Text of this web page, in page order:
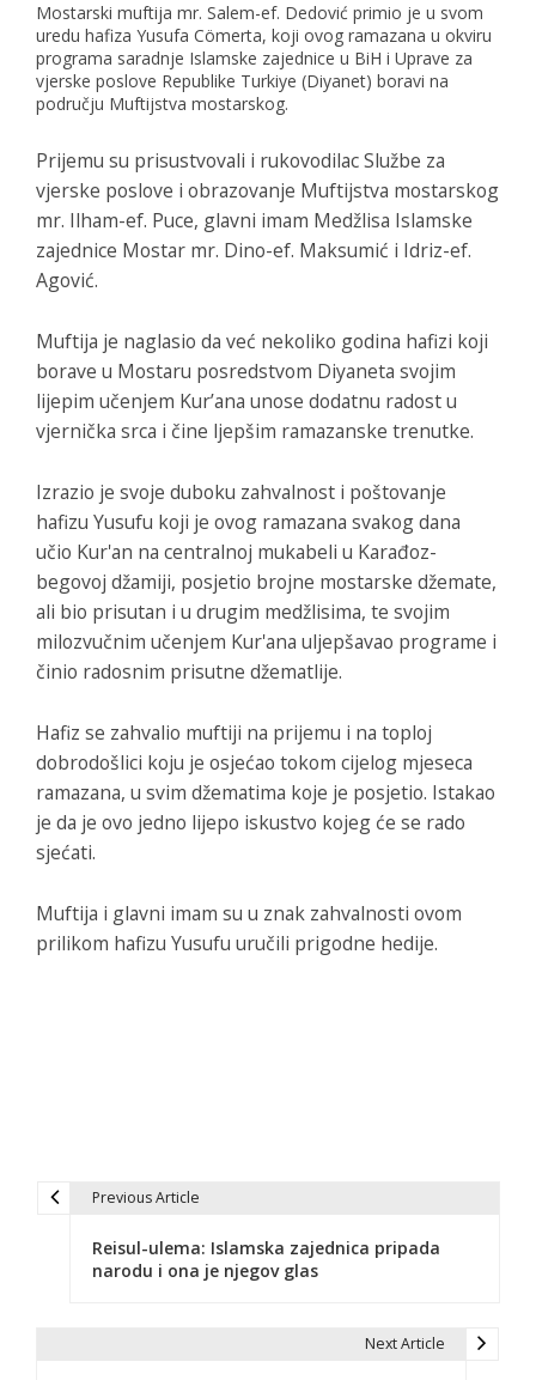
Mostarski muftija mr. Salem-ef. Dedović primio je u svom
uredu hafiza Yusufa Cömerta, koji ovog ramazana u okviru
programa saradnje Islamske zajednice u BiH i Uprave za
vjerske poslove Republike Turkiye (Diyanet) boravi na
području Muftijstva mostarskog.
Prijemu su prisustvovali i rukovodilac Službe za
vjerske poslove i obrazovanje Muftijstva mostarskog
mr. Ilham-ef. Puce, glavni imam Medžlisa Islamske
zajednice Mostar mr. Dino-ef. Maksumić i Idriz-ef.
Agović.
Muftija je naglasio da već nekoliko godina hafizi koji
borave u Mostaru posredstvom Diyaneta svojim
lijepim učenjem Kur’ana unose dodatnu radost u
vjernička srca i čine ljepšim ramazanske trenutke.
Izrazio je svoje duboku zahvalnost i poštovanje
hafizu Yusufu koji je ovog ramazana svakog dana
učio Kur'an na centralnoj mukabeli u Karađoz-
begovoj džamiji, posjetio brojne mostarske džemate,
ali bio prisutan i u drugim medžlisima, te svojim
milozvučnim učenjem Kur'ana uljepšavao programe i
činio radosnim prisutne džematlije.
Hafiz se zahvalio muftiji na prijemu i na toploj
dobrodošlici koju je osjećao tokom cijelog mjeseca
ramazana, u svim džematima koje je posjetio. Istakao
je da je ovo jedno lijepo iskustvo kojeg će se rado
sjećati.
Muftija i glavni imam su u znak zahvalnosti ovom
prilikom hafizu Yusufu uručili prigodne hedije.
Previous Article
Reisul-ulema: Islamska zajednica pripada
narodu i ona je njegov glas
Next Article